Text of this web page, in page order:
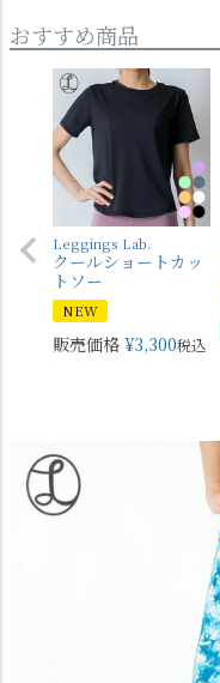
おすすめ商品
Leggings Lab.
クールショートカッ
トソー
NEW
販売価格 ¥3,300税込